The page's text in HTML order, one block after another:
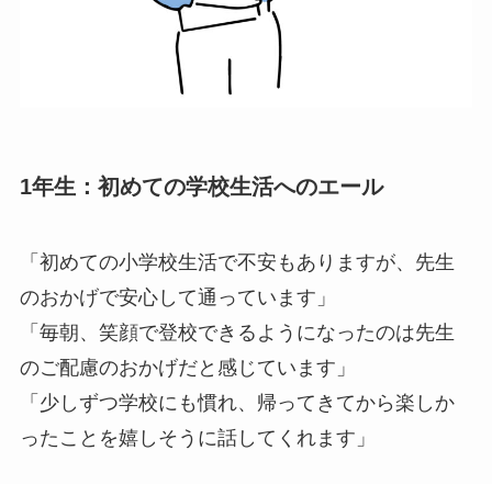
1年生：初めての学校生活へのエール
「初めての小学校生活で不安もありますが、先生
のおかげで安心して通っています」
「毎朝、笑顔で登校できるようになったのは先生
のご配慮のおかげだと感じています」
「少しずつ学校にも慣れ、帰ってきてから楽しか
ったことを嬉しそうに話してくれます」